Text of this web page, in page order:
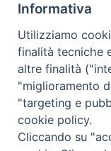
via G. B.
Informativa
Utilizziamo
finalità tecniche
altre finalità
"miglioramento
"targeting e
cookie policy.
Cliccando su